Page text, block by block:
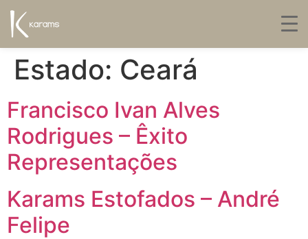
Estado: Ceará
Francisco Ivan Alves
Rodrigues – Êxito
Representações
Karams Estofados – André
Felipe